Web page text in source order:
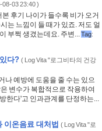
03 23:40 )
후기 나이가 들수록 비가 오거
는 느낌이 들 때가 있죠. 저도 얼
부쩍 생겼는데요. 주변...Tag:
다? ( Log Vita "로그비타의 건강
나 예방에 도움을 줄 수는 있으
변수가 복합적으로 작용하여
한다'고 인과관계를 단정하는...
이온음료 대처법 ( Log Vita "로